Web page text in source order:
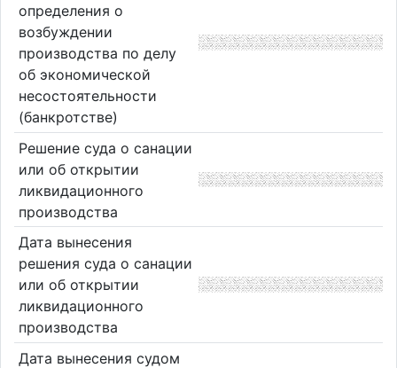
определения о
возбуждении
производства по делу
об экономической
несостоятельности
(банкротстве)
Решение суда о санации
или об открытии
ликвидационного
производства
Дата вынесения
решения суда о санации
или об открытии
ликвидационного
производства
Дата вынесения судом